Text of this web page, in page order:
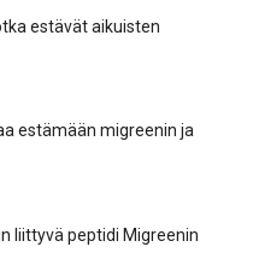
estävät aikuisten
estämään migreenin ja
liittyvä peptidi Migreenin